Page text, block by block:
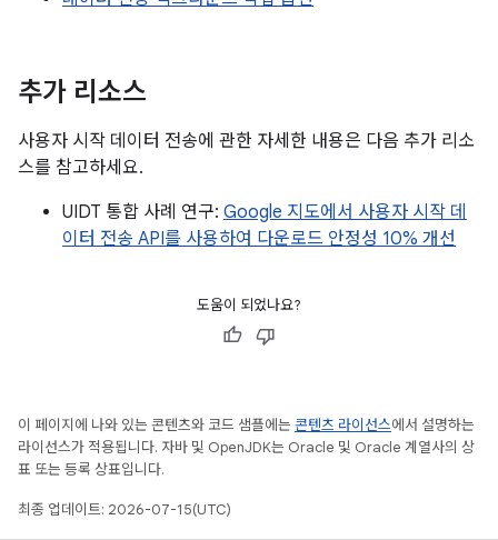
추가 리소스
사용자 시작 데이터 전송에 관한 자세한 내용은 다음 추가 리소
스를 참고하세요.
UIDT 통합 사례 연구: Google 지도에서 사용자 시작 데
이터 전송 API를 사용하여 다운로드 안정성 10% 개선
도움이 되었나요?
이 페이지에 나와 있는 콘텐츠와 코드 샘플에는 콘텐츠 라이선스에서 설명하는
라이선스가 적용됩니다. 자바 및 OpenJDK는 Oracle 및 Oracle 계열사의 상
표 또는 등록 상표입니다.
최종 업데이트: 2026-07-15(UTC)